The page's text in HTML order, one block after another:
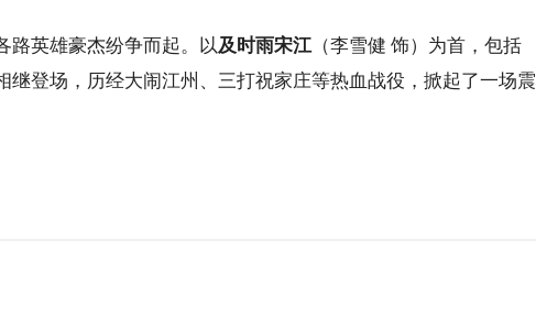
路英雄豪杰纷争而起。以及时雨宋江（李雪健 饰）为首，包括
继登场，历经大闹江州、三打祝家庄等热血战役，掀起了一场震